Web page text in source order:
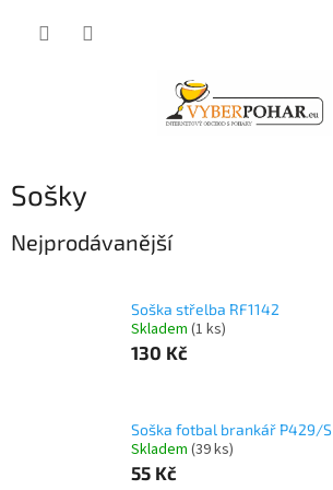
Sošky
Nejprodávanější
Soška střelba RF1142
Skladem (1 ks)
130 Kč
Soška fotbal brankář P429/S
Skladem (39 ks)
55 Kč